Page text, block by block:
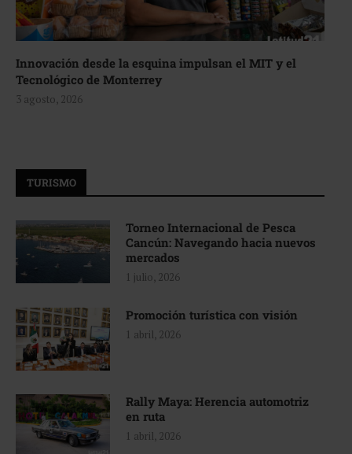
Innovación desde la esquina impulsan el MIT y el
Tecnológico de Monterrey
3 agosto, 2026
TURISMO
Torneo Internacional de Pesca
Cancún: Navegando hacia nuevos
mercados
1 julio, 2026
Promoción turística con visión
1 abril, 2026
Rally Maya: Herencia automotriz
en ruta
1 abril, 2026